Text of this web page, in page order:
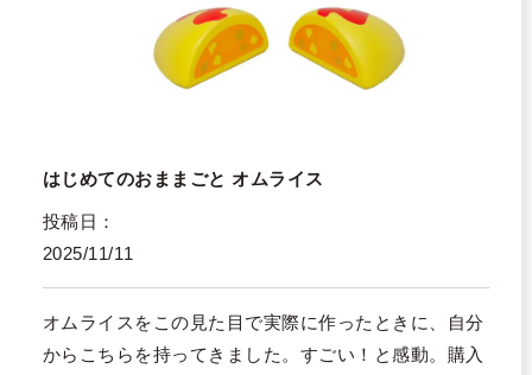
はじめてのおままごと オムライス
投稿日
2025/11/11
オムライスをこの見た目で実際に作ったときに、自分
からこちらを持ってきました。すごい！と感動。購入